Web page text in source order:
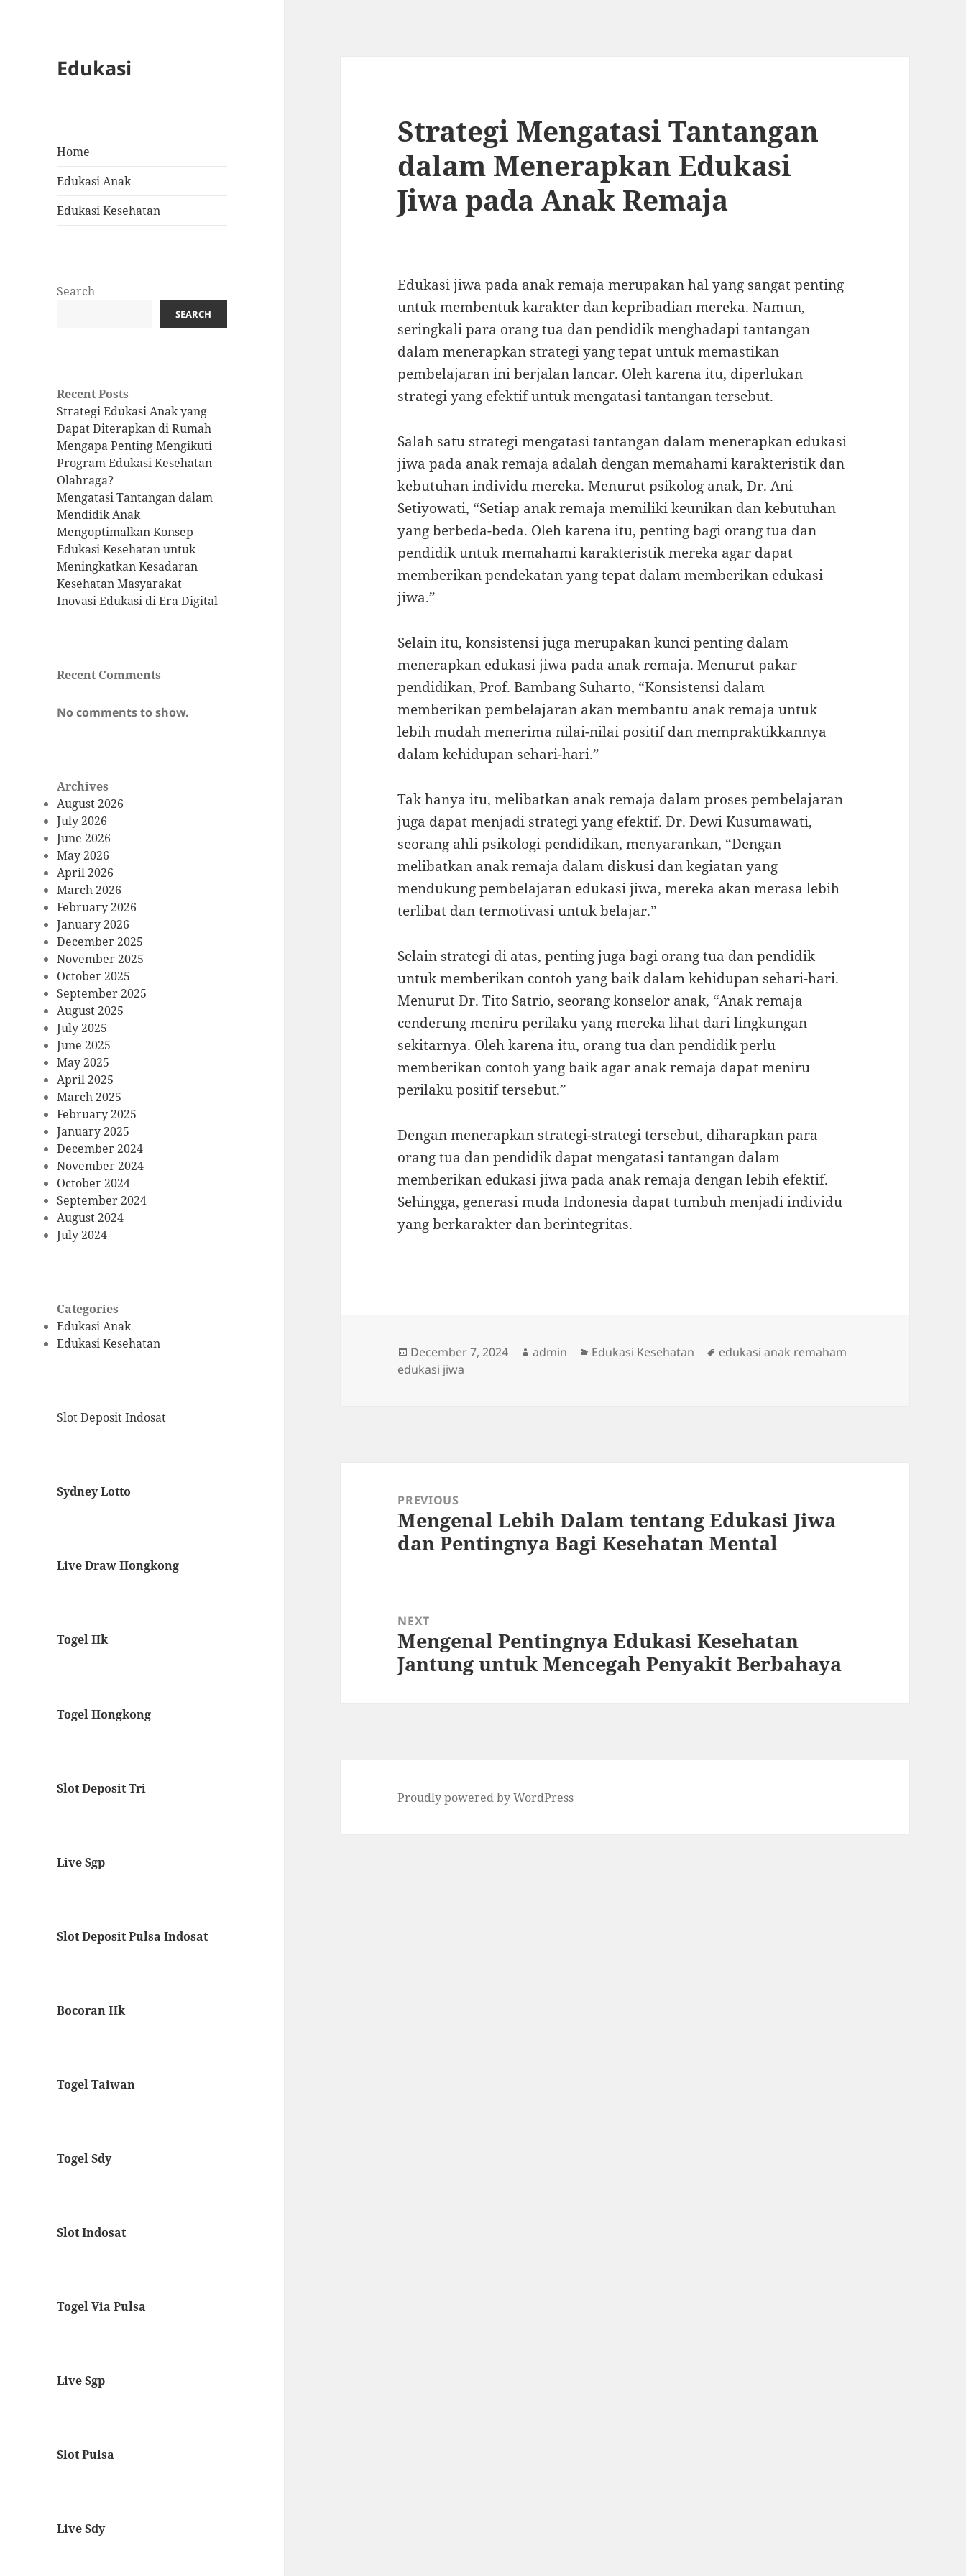
Edukasi
Home
Edukasi Anak
Edukasi Kesehatan
Search
SEARCH
Recent Posts
Strategi Edukasi Anak yang
Dapat Diterapkan di Rumah
Mengapa Penting Mengikuti
Program Edukasi Kesehatan
Olahraga?
Mengatasi Tantangan dalam
Mendidik Anak
Mengoptimalkan Konsep
Edukasi Kesehatan untuk
Meningkatkan Kesadaran
Kesehatan Masyarakat
Inovasi Edukasi di Era Digital
Recent Comments
No comments to show.
Archives
August 2026
July 2026
June 2026
May 2026
April 2026
March 2026
February 2026
January 2026
December 2025
November 2025
October 2025
September 2025
August 2025
July 2025
June 2025
May 2025
April 2025
March 2025
February 2025
January 2025
December 2024
November 2024
October 2024
September 2024
August 2024
July 2024
Categories
Edukasi Anak
Edukasi Kesehatan
Slot Deposit Indosat
Sydney Lotto
Live Draw Hongkong
Togel Hk
Togel Hongkong
Slot Deposit Tri
Live Sgp
Slot Deposit Pulsa Indosat
Bocoran Hk
Togel Taiwan
Togel Sdy
Slot Indosat
Togel Via Pulsa
Live Sgp
Slot Pulsa
Live Sdy
Strategi Mengatasi Tantangan
dalam Menerapkan Edukasi
Jiwa pada Anak Remaja
Edukasi jiwa pada anak remaja merupakan hal yang sangat penting
untuk membentuk karakter dan kepribadian mereka. Namun,
seringkali para orang tua dan pendidik menghadapi tantangan
dalam menerapkan strategi yang tepat untuk memastikan
pembelajaran ini berjalan lancar. Oleh karena itu, diperlukan
strategi yang efektif untuk mengatasi tantangan tersebut.
Salah satu strategi mengatasi tantangan dalam menerapkan edukasi
jiwa pada anak remaja adalah dengan memahami karakteristik dan
kebutuhan individu mereka. Menurut psikolog anak, Dr. Ani
Setiyowati, “Setiap anak remaja memiliki keunikan dan kebutuhan
yang berbeda-beda. Oleh karena itu, penting bagi orang tua dan
pendidik untuk memahami karakteristik mereka agar dapat
memberikan pendekatan yang tepat dalam memberikan edukasi
jiwa.”
Selain itu, konsistensi juga merupakan kunci penting dalam
menerapkan edukasi jiwa pada anak remaja. Menurut pakar
pendidikan, Prof. Bambang Suharto, “Konsistensi dalam
memberikan pembelajaran akan membantu anak remaja untuk
lebih mudah menerima nilai-nilai positif dan mempraktikkannya
dalam kehidupan sehari-hari.”
Tak hanya itu, melibatkan anak remaja dalam proses pembelajaran
juga dapat menjadi strategi yang efektif. Dr. Dewi Kusumawati,
seorang ahli psikologi pendidikan, menyarankan, “Dengan
melibatkan anak remaja dalam diskusi dan kegiatan yang
mendukung pembelajaran edukasi jiwa, mereka akan merasa lebih
terlibat dan termotivasi untuk belajar.”
Selain strategi di atas, penting juga bagi orang tua dan pendidik
untuk memberikan contoh yang baik dalam kehidupan sehari-hari.
Menurut Dr. Tito Satrio, seorang konselor anak, “Anak remaja
cenderung meniru perilaku yang mereka lihat dari lingkungan
sekitarnya. Oleh karena itu, orang tua dan pendidik perlu
memberikan contoh yang baik agar anak remaja dapat meniru
perilaku positif tersebut.”
Dengan menerapkan strategi-strategi tersebut, diharapkan para
orang tua dan pendidik dapat mengatasi tantangan dalam
memberikan edukasi jiwa pada anak remaja dengan lebih efektif.
Sehingga, generasi muda Indonesia dapat tumbuh menjadi individu
yang berkarakter dan berintegritas.
Posted
on
December 7, 2024 Author
admin Categories
Edukasi Kesehatan Tags
edukasi anak remaham
edukasi jiwa
navigationPREVIOUS
Previous
post:
Mengenal Lebih Dalam tentang Edukasi Jiwa
dan Pentingnya Bagi Kesehatan Mental
NEXT
Next
post:
Mengenal Pentingnya Edukasi Kesehatan
Jantung untuk Mencegah Penyakit Berbahaya
Proudly powered by WordPress